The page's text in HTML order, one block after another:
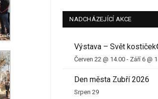
NADCHÁZEJÍCÍ AKCE
Výstava – Svět
Červen 22 @ 14.00 - Září 6 @
Den města Zubří 2026
Srpen 29